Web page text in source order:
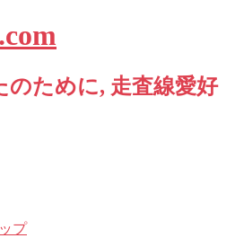
ために, 走査線愛好
プ